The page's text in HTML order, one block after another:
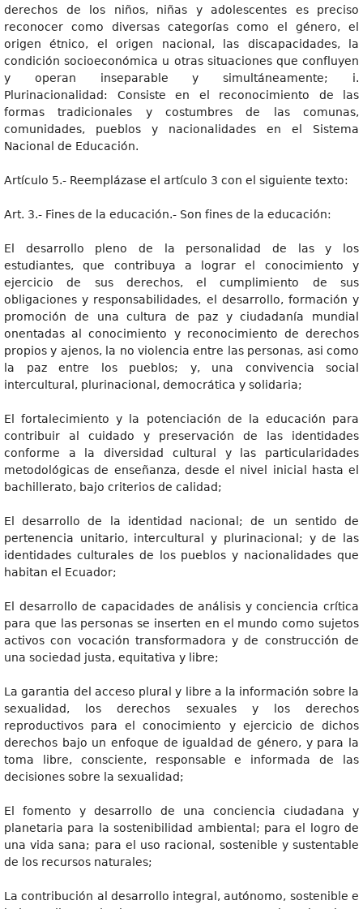
derechos de los niños, niñas y adolescentes es preciso
reconocer como diversas categorías como el género, el
origen étnico, el origen nacional, las discapacidades, la
condición socioeconómica u otras situaciones que confluyen
y operan inseparable y simultáneamente; i.
Plurinacionalidad: Consiste en el reconocimiento de las
formas tradicionales y costumbres de las comunas,
comunidades, pueblos y nacionalidades en el Sistema
Nacional de Educación.
Artículo 5.- Reemplázase el artículo 3 con el siguiente texto:
Art. 3.- Fines de la educación.- Son fines de la educación:
El desarrollo pleno de la personalidad de las y los
estudiantes, que contribuya a lograr el conocimiento y
ejercicio de sus derechos, el cumplimiento de sus
obligaciones y responsabilidades, el desarrollo, formación y
promoción de una cultura de paz y ciudadanía mundial
onentadas al conocimiento y reconocimiento de derechos
propios y ajenos, la no violencia entre las personas, asi como
la paz entre los pueblos; y, una convivencia social
intercultural, plurinacional, democrática y solidaria;
El fortalecimiento y la potenciación de la educación para
contribuir al cuidado y preservación de las identidades
conforme a la diversidad cultural y las particularidades
metodológicas de enseñanza, desde el nivel inicial hasta el
bachillerato, bajo criterios de calidad;
El desarrollo de la identidad nacional; de un sentido de
pertenencia unitario, intercultural y plurinacional; y de las
identidades culturales de los pueblos y nacionalidades que
habitan el Ecuador;
El desarrollo de capacidades de análisis y conciencia crítica
para que las personas se inserten en el mundo como sujetos
activos con vocación transformadora y de construcción de
una sociedad justa, equitativa y libre;
La garantia del acceso plural y libre a la información sobre la
sexualidad, los derechos sexuales y los derechos
reproductivos para el conocimiento y ejercicio de dichos
derechos bajo un enfoque de igualdad de género, y para la
toma libre, consciente, responsable e informada de las
decisiones sobre la sexualidad;
El fomento y desarrollo de una conciencia ciudadana y
planetaria para la sostenibilidad ambiental; para el logro de
una vida sana; para el uso racional, sostenible y sustentable
de los recursos naturales;
La contribución al desarrollo integral, autónomo, sostenible e